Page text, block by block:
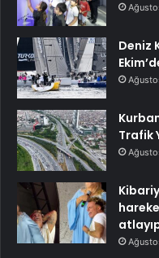
Deniz
Trafik